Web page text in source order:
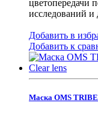
цветопередачи
исследований и
Добавить в
Добавить к
Маска OMS